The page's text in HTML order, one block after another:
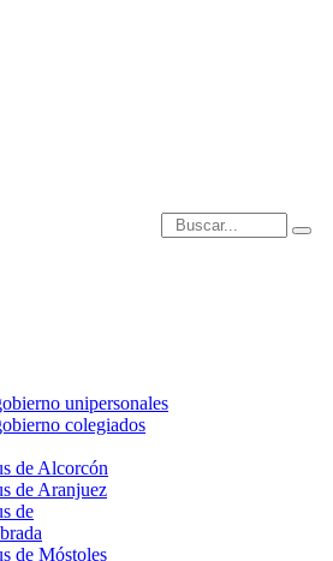
Introduce términos de
unipersonales
colegiados
de Alcorcón
de Aranjuez
de
de Móstoles